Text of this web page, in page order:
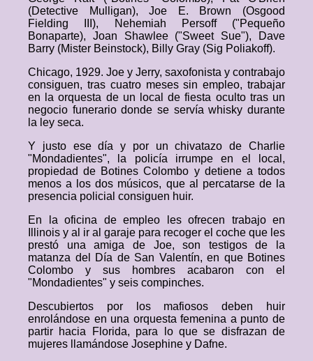
(Detective Mulligan), Joe E. Brown (Osgood
Fielding III), Nehemiah Persoff ("Pequeño
Bonaparte), Joan Shawlee ("Sweet Sue"), Dave
Barry (Mister Beinstock), Billy Gray (Sig Poliakoff).
Chicago, 1929. Joe y Jerry, saxofonista y contrabajo
consiguen, tras cuatro meses sin empleo, trabajar
en la orquesta de un local de fiesta oculto tras un
negocio funerario donde se servía whisky durante
la ley seca.
Y justo ese día y por un chivatazo de Charlie
"Mondadientes", la policía irrumpe en el local,
propiedad de Botines Colombo y detiene a todos
menos a los dos músicos, que al percatarse de la
presencia policial consiguen huir.
En la oficina de empleo les ofrecen trabajo en
Illinois y al ir al garaje para recoger el coche que les
prestó una amiga de Joe, son testigos de la
matanza del Día de San Valentín, en que Botines
Colombo y sus hombres acabaron con el
"Mondadientes" y seis compinches.
Descubiertos por los mafiosos deben huir
enrolándose en una orquesta femenina a punto de
partir hacia Florida, para lo que se disfrazan de
mujeres llamándose Josephine y Dafne.